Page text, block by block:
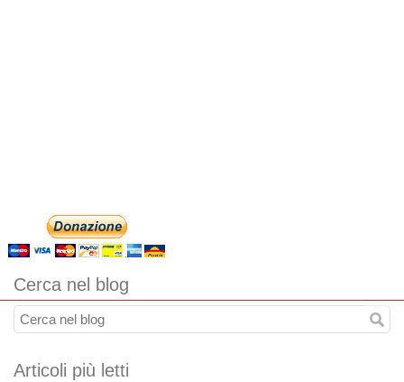
Cerca nel blog
Articoli più letti